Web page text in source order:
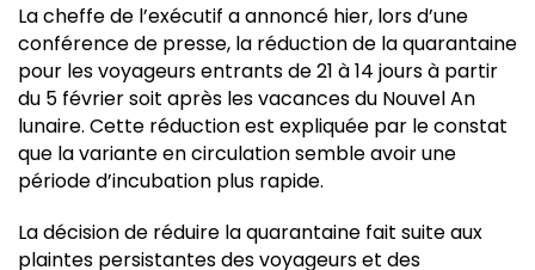
La cheffe de l’exécutif a annoncé hier, lors d’une
conférence de presse, la réduction de la quarantaine
pour les voyageurs entrants de 21 à 14 jours à partir
du 5 février soit après les vacances du Nouvel An
lunaire. Cette réduction est expliquée par le constat
que la variante en circulation semble avoir une
période d’incubation plus rapide.
La décision de réduire la quarantaine fait suite aux
plaintes persistantes des voyageurs et des